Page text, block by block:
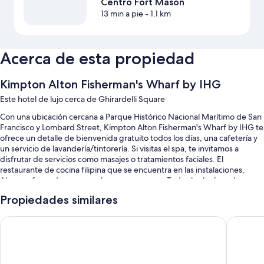
Centro Fort Mason
13 min a pie- 1.1 km
Acerca de esta propiedad
Kimpton Alton Fisherman's Wharf by IHG
Este hotel de lujo cerca de Ghirardelli Square
Con una ubicación cercana a Parque Histórico Nacional Marítimo de San
Francisco y Lombard Street, Kimpton Alton Fisherman's Wharf by IHG te
ofrece un detalle de bienvenida gratuito todos los días, una cafetería y
un servicio de lavandería/tintorería. Si visitas el spa, te invitamos a
disfrutar de servicios como masajes o tratamientos faciales. El
restaurante de cocina filipina que se encuentra en las instalaciones,
Abaca, ofrece desayunos, almuerzos y cenas. Todos los huéspedes
cuenta con un bar y una sala de fitness abierta las 24 horas.
También se incluyen los siguientes beneficios:
Propiedades similares
Hotel Riu Plaza Fisherman's Wharf Marriott